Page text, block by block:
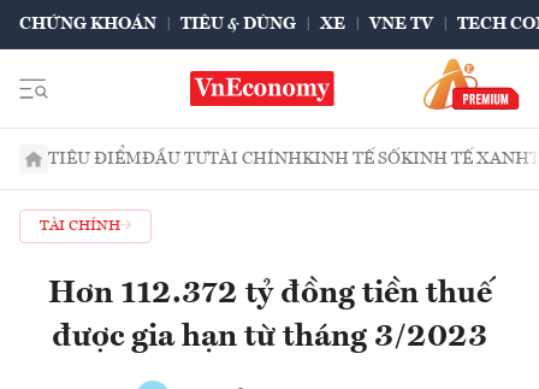
CHỨNG KHOÁN TIÊU & DÙNG XE VNE TV TECH
TIÊU ĐIỂMĐẦU TƯTÀI CHÍNHKINH TẾ SỐKINH TẾ XANH
TÀI CHÍNH
Hơn 112.372 tỷ đồng tiền thuế
được gia hạn từ tháng 3/2023